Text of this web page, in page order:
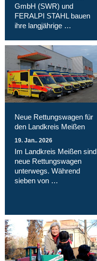
GmbH (SWR) und
FERALPI STAHL bauen
ihre langjährige …
Neue Rettungswagen für
den Landkreis Meißen
19. Jan.. 2026
Im Landkreis Meißen sind
neue Rettungswagen
unterwegs. Während
sieben von …